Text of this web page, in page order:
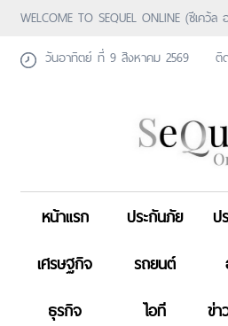
WELCOME TO SEQUEL ONLINE (ซีเคว้ล
วันอาทิตย์ ที่ 9 สิงหาคม 2569
ติ
หน้าแรก ประกันภัย ป
เศรษฐกิจ
รถยนต์
ธุรกิจ
ไอที ข่